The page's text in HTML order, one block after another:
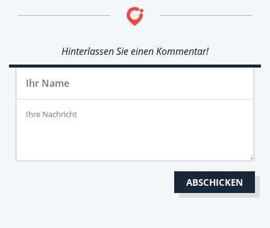
Hinterlassen Sie einen Kommentar!